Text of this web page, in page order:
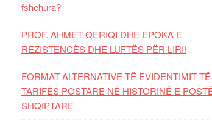
fshehura?
PROF. AHMET QERIQI DHE EPOKA E
REZISTENCЁS DHE LUFTЁS PЁR LIRI!
FORMAT ALTERNATIVE TË EVIDENTIMIT TË
TARIFËS POSTARE NË HISTORINË E
SHQIPTARE